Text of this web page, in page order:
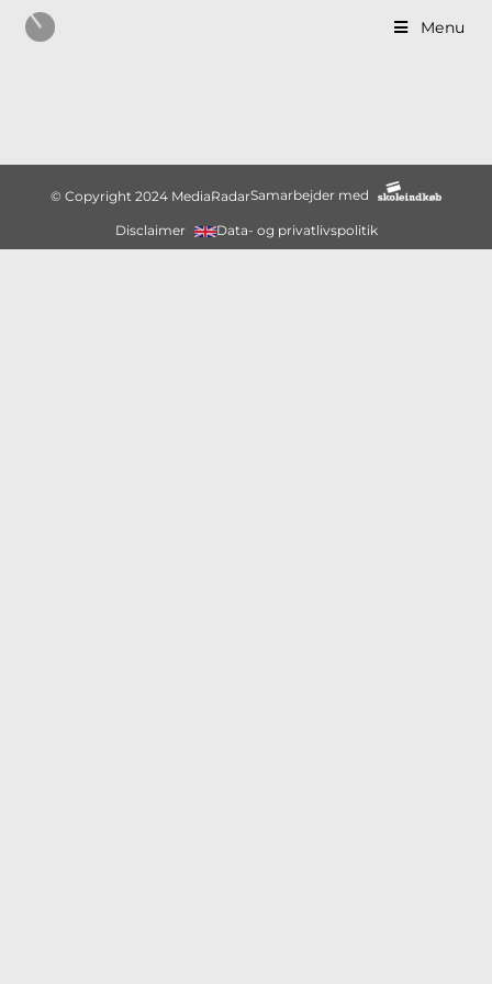
Menu
© Copyright 2024 MediaRadarSamarbejder med
Disclaimer Data- og privatlivspolitik